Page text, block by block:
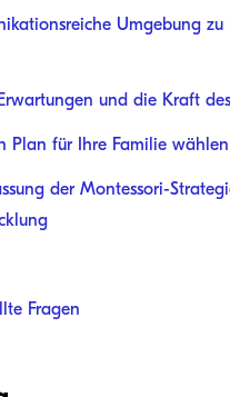
Umgebung zu
und die Kraft
Plan für Ihre Familie wählen
der Montessori-
Fragen